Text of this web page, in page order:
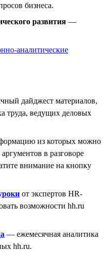
бизнеса.
развития —
аналитические
дайджест материалов,
труда, ведущих деловых
из которых можно
в разговоре
внимание на кнопку
от экспертов HR-
возможности hh.ru
— ежемесячная аналитика
hh.ru.